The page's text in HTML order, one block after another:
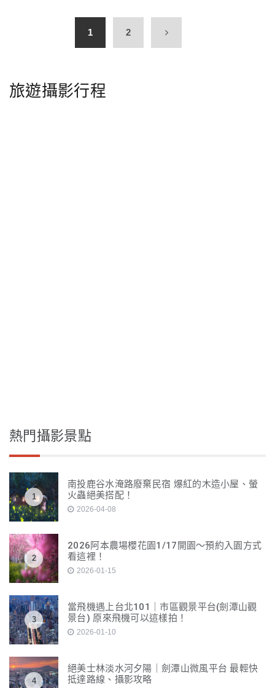
1 2
旅遊攝影行程
熱門攝影景點
1
南投鹿谷水淹路廢棄民宿 爆紅的木造小屋、螢
火蟲絕美搭配！
2026-04-08
2
2026阿本農場櫻花園1/17開園～預約入園方式
看這裡！
2026-01-15
3
當飛機遇上台北101｜市區觀景平台(劍潭山觀
景台) 原來飛機可以這樣拍！
2026-01-10
4
絕美士林淡水河夕陽｜劍潭山微風平台 最輕快
抵達路線、攝影攻略